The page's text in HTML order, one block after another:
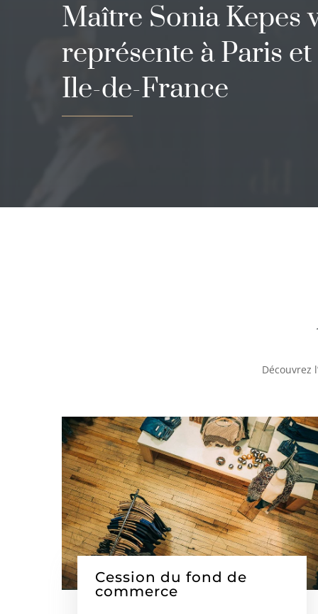
Maître Sonia Kepes
représente à Paris
Ile-de-France
Découvrez
Cession du fond de
commerce